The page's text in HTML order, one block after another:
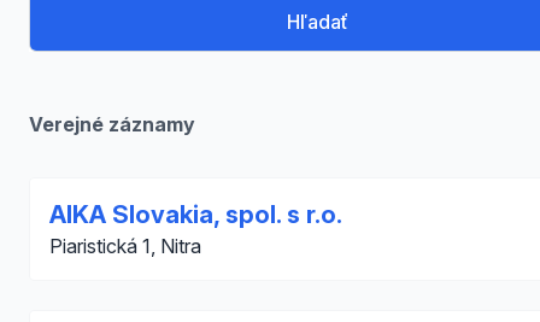
Hľadať
Verejné záznamy
AIKA Slovakia, spol. s r.o.
Piaristická 1, Nitra